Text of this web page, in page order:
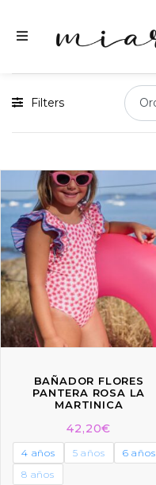
Filters
BAÑADOR FLORES
PANTERA ROSA LA
MARTINICA
42,20€
4 años 5 años
6 años
8 años